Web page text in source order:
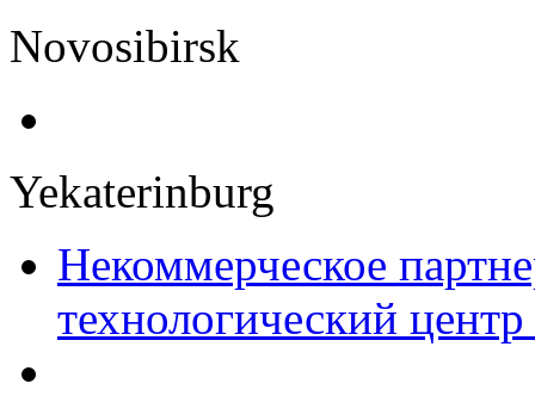
Novosibirsk
Yekaterinburg
Некоммерческое
технологический